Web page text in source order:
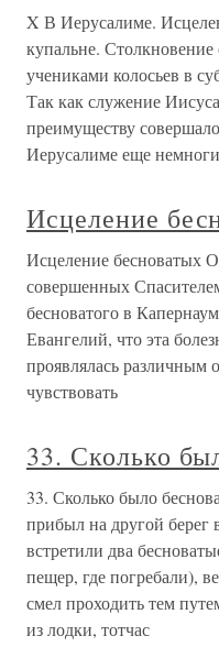
X В Иерусалиме.
купальне.
учениками колосьев в
Так как служение
преимуществу
Иерусалиме еще
Исцеление
Исцеление бесноватых
совершенных
бесноватого в
Евангелий, что эта
проявлялась различным
чувствовать
33. Сколько
33. Сколько было
прибыл на другой берег
встретили два
пещер, где погребали),
смел проходить тем
из лодки, тотчас